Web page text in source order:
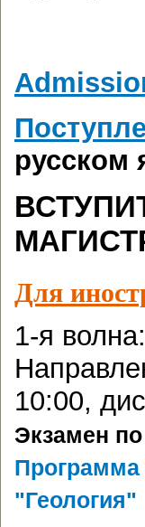
русском
Для
1-я волна:
10:00,
Экзамен
Программа
"Геология"